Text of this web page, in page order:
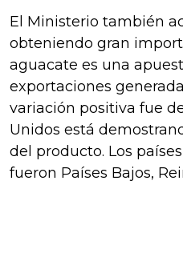
El Ministerio también
obteniendo gran
aguacate es una
exportaciones
variación positiva fue
Unidos está
del producto. Los
fueron Países Bajos,